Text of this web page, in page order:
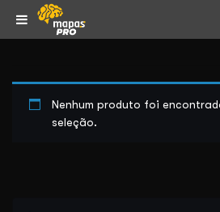
Nenhum produto foi
seleção.